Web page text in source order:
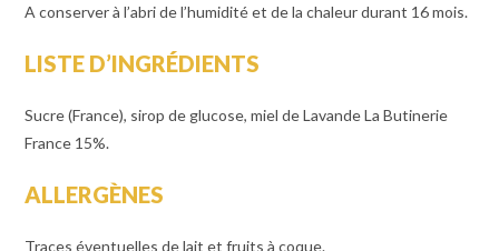
A conserver à l’abri de l’humidité et de la chaleur durant 16 mois.
LISTE D’INGRÉDIENTS
Sucre (France), sirop de glucose, miel de Lavande La Butinerie
France 15%.
ALLERGÈNES
Traces éventuelles de lait et fruits à coque.